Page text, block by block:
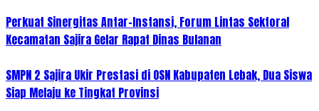
Perkuat Sinergitas Antar-Instansi, Forum Lintas Sektoral
Kecamatan Sajira Gelar Rapat Dinas Bulanan
SMPN 2 Sajira Ukir Prestasi di OSN Kabupaten Lebak, Dua Siswa
Siap Melaju ke Tingkat Provinsi